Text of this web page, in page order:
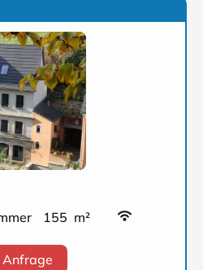
155 m²
Anfrage